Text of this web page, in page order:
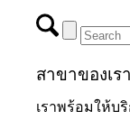
สาขาของเรา
เราพร้อมให้บ